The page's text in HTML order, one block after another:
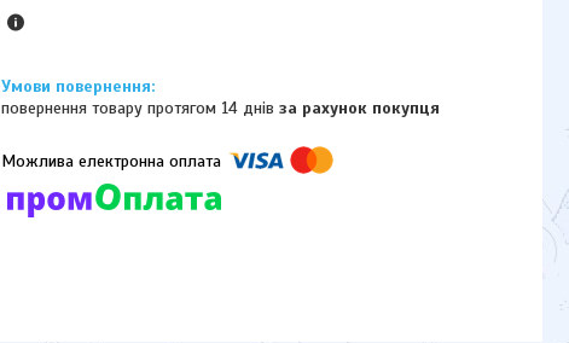
повернення товару протягом 14 днівза рахунок покупця